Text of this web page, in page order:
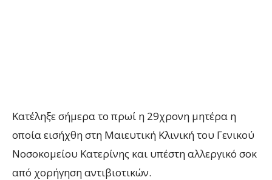
Κατέληξε σήμερα το πρωί η 29χρονη μητέρα η
οποία εισήχθη στη Μαιευτική Κλινική του Γενικού
Νοσοκομείου Κατερίνης και υπέστη αλλεργικό σοκ
από χορήγηση αντιβιοτικών.